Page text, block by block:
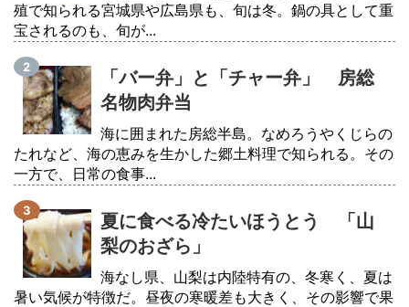
殖で知られる宮城県や広島県も、旬は冬。鍋の具として重
宝されるのも、旬が...
「バー弁」と「チャー弁」 房総
名物肉弁当
海に囲まれた房総半島。なめろうやくじらの
たれなど、海の恵みを生かした郷土料理で知られる。その
一方で、日常の食事...
夏に食べる冷たいほうとう 「山
梨のおざら」
海なし県、山梨は内陸特有の、冬寒く、夏は
暑い気候が特徴だ。昼夜の寒暖差も大きく、その影響で果